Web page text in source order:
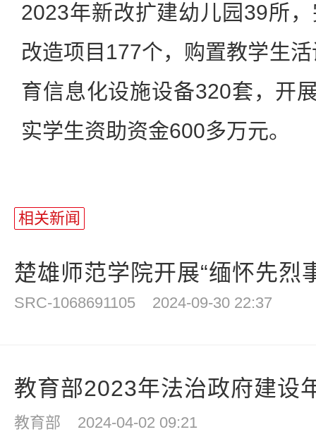
2023年新改扩建幼儿园39所
改造项目177个，购置教学生
育信息化设施设备320套，开
实学生资助资金600多万元。
相关新闻
楚雄师范学院开展“缅怀先烈
SRC-1068691105 2024-09-30 22:37
教育部2023年法治政府建设
教育部 2024-04-02 09:21